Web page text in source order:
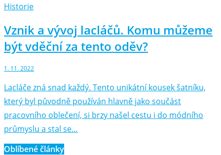
Historie
Vznik a vývoj lacláčů. Komu můžeme
být vděční za tento oděv?
1. 11. 2022
Lacláče zná snad každý. Tento unikátní kousek šatníku,
který byl původně používán hlavně jako součást
pracovního oblečení, si brzy našel cestu i do módního
průmyslu a stal se…
Oblíbené články